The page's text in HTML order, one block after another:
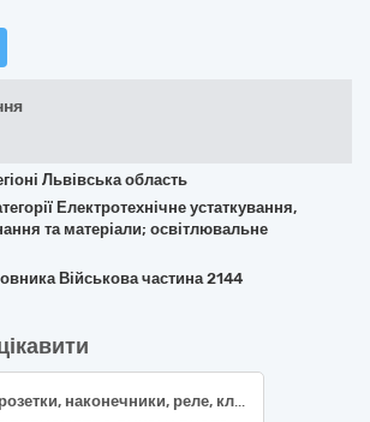
Львівська область
Електротехнічне устаткування,
та матеріали; освітлювальне
Військова частина 2144
Гільзи, вилки, розетки, наконечники, реле, клемно-блочні з'єднувачі, блок температурного контролю